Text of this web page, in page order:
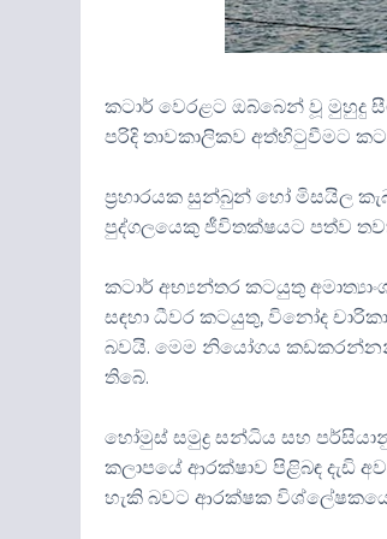
කටාර් වෙරළට ඔබ්බෙන් වූ මුහුදු
පරිදි තාවකාලිකව අත්හිටුවීමට
ප්‍රහාරයක සුන්බුන් හෝ මිසයිල
පුද්ගලයෙකු ජීවිතක්ෂයට පත්ව
කටාර් අභ්‍යන්තර කටයුතු
සඳහා ධීවර කටයුතු, විනෝද
බවයි. මෙම නියෝගය
තිබේ.
හෝමුස් සමුද්‍ර සන්ධිය සහ
කලාපයේ ආරක්ෂාව පිළිබඳ දැඩි
හැකි බවට ආරක්ෂක